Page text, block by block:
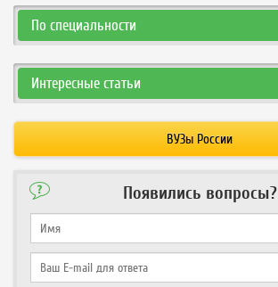
По специальности
Интересные статьи
ВУЗы России
Появились вопросы?